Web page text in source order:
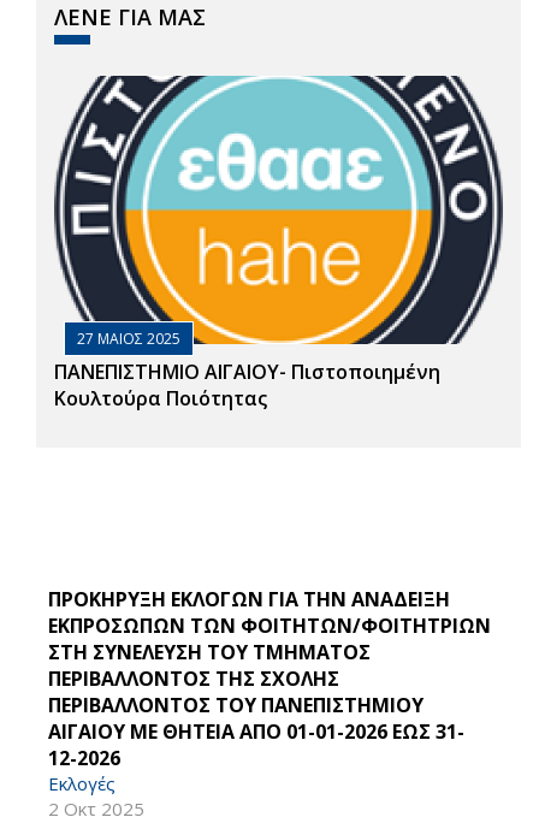
ΛΕΝΕ ΓΙΑ ΜΑΣ
27 ΜΑΙΟΣ 2025
ΠΑΝΕΠΙΣΤΗΜΙΟ ΑΙΓΑΙΟΥ- Πιστοποιημένη
Κουλτούρα Ποιότητας
ΠΡΟΚΗΡΥΞΗ ΕΚΛΟΓΩΝ ΓΙΑ ΤΗΝ ΑΝΑΔΕΙΞΗ
ΕΚΠΡΟΣΩΠΩΝ ΤΩΝ ΦΟΙΤΗΤΩΝ/ΦΟΙΤΗΤΡΙΩΝ
ΣΤΗ ΣΥΝΕΛΕΥΣΗ ΤΟΥ ΤΜΗΜΑΤΟΣ
ΠΕΡΙΒΑΛΛΟΝΤΟΣ ΤΗΣ ΣΧΟΛΗΣ
ΠΕΡΙΒΑΛΛΟΝΤΟΣ ΤΟΥ ΠΑΝΕΠΙΣΤΗΜΙΟΥ
ΑΙΓΑΙΟΥ ΜΕ ΘΗΤΕΙΑ ΑΠΟ 01-01-2026 ΕΩΣ 31-
12-2026
Εκλογές
2 Οκτ 2025